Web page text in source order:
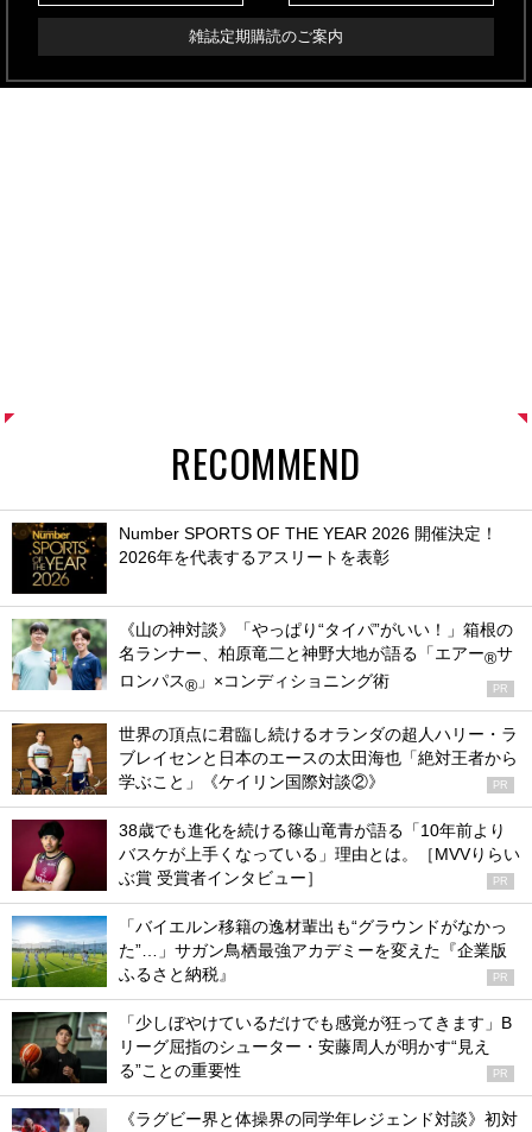
雑誌定期購読のご案内
RECOMMEND
Number SPORTS OF THE YEAR 2026 開催決定！
2026年を代表するアスリートを表彰
《山の神対談》「やっぱり“タイパ”がいい！」箱根の
名ランナー、柏原竜二と神野大地が語る「エアー®サ
ロンパス® 」×コンディショニング術 PR
世界の頂点に君臨し続けるオランダの超人ハリー・ラ
ブレイセンと日本のエースの太田海也「絶対王者から
学ぶこと」《ケイリン国際対談②》
PR
38歳でも進化を続ける篠山竜青が語る「10年前より
バスケが上手くなっている」理由とは。［MVVりらい
ぶ賞 受賞者インタビュー］
PR
「バイエルン移籍の逸材輩出も“グラウンドがなかっ
た”…」サガン鳥栖最強アカデミーを変えた『企業版
ふるさと納税』
PR
「少しぼやけているだけでも感覚が狂ってきます」B
リーグ屈指のシューター・安藤周人が明かす“見え
る”ことの重要性
PR
《ラグビー界と体操界の同学年レジェンド対談》初対